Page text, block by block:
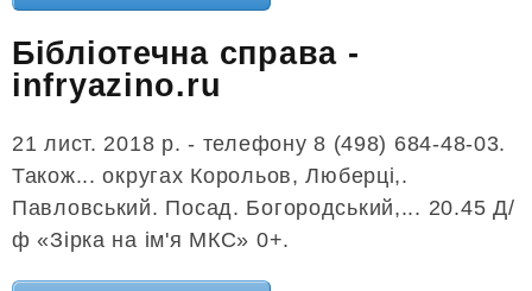
Бібліотечна справа -
infryazino.ru
21 лист. 2018 р. - телефону 8 (498) 684-48-03.
Також... округах Корольов, Люберці,.
Павловський. Посад. Богородський,... 20.45 Д/
ф «Зірка на ім'я МКС» 0+.